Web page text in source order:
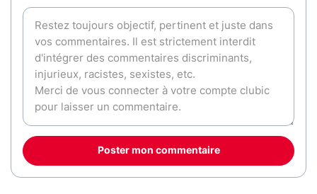
Poster mon commentaire